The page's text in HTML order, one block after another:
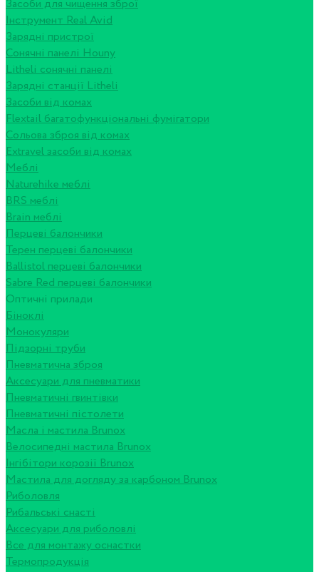
Засоби для чищення зброї
Інструмент Real Avid
Зарядні пристрої
Сонячні панелі Houny
Litheli сонячні панелі
Зарядні станції Litheli
Засоби від комах
Flextail багатофункціональні фумігатори
Сольова зброя від комах
Extravel засоби від комах
Меблі
Naturehike меблі
BRS меблі
Brain меблі
Перцеві балончики
Терен перцеві балончики
Ballistol перцеві балончики
Sabre Red перцеві балончики
Оптичні прилади
Біноклі
Монокуляри
Підзорні труби
Пневматична зброя
Аксесуари для пневматики
Пневматичні гвинтівки
Пневматичні пістолети
Масла і мастила Brunox
Велосипедні мастила Brunox
Інгібітори корозії Brunox
Мастила для догляду за карбоном Brunox
Риболовля
Рибальські снасті
Аксесуари для риболовлі
Все для монтажу оснастки
Термопродукція